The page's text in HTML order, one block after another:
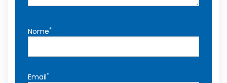
Nome*
Email*